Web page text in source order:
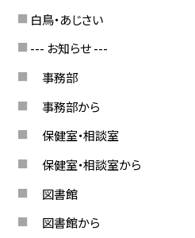
白鳥・あじさい
--- お知らせ ---
事務部
事務部から
保健室・相談室
保健室・相談室から
図書館
図書館から